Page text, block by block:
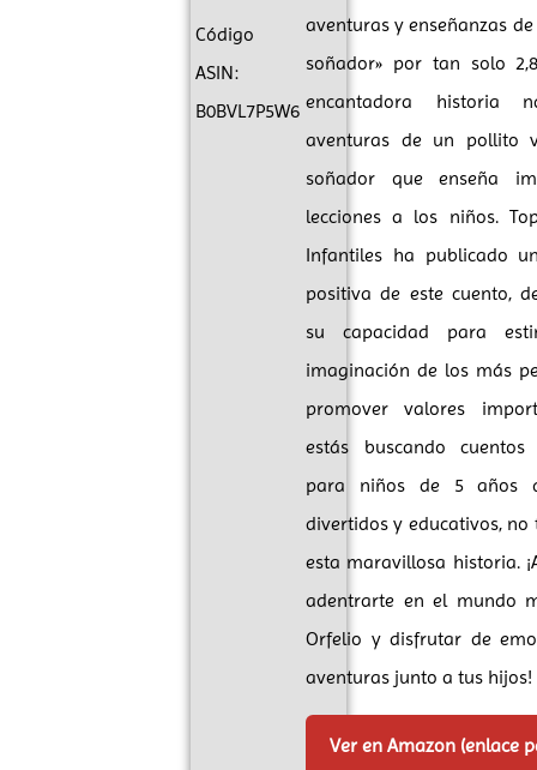
Código
ASIN:
B0BVL7P5W6
aventuras y enseñanzas
soñador» por tan solo
encantadora historia
aventuras de un pollito
soñador que enseña
lecciones a los niños.
Infantiles ha publicado
positiva de este cuento,
su capacidad para
imaginación de los más
promover valores
estás buscando cuentos
para niños de 5 años
divertidos y educativos, no
esta maravillosa historia.
adentrarte en el mundo
Orfelio y disfrutar de
aventuras junto a tus hijos!
Ver en Amazon (enlace